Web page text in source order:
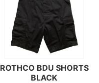
ROTHCO BDU SHORTS
BLACK